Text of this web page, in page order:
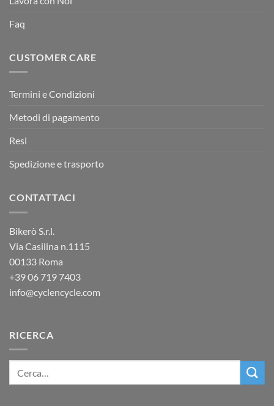
Faq
CUSTOMER CARE
Termini e Condizioni
Metodi di pagamento
Resi
Spedizione e trasporto
CONTATTACI
Bikerò S.r.l.
Via Casilina n.1115
00133 Roma
+3906 719 7403
info@cyclencycle.com
RICERCA